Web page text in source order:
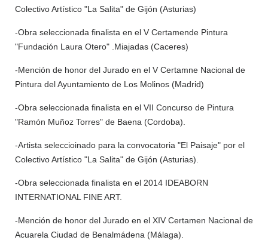
Colectivo Artístico "La Salita" de Gijón (Asturias)
-Obra seleccionada finalista en el V Certamende Pintura
"Fundación Laura Otero" .Miajadas (Caceres)
-Mención de honor del Jurado en el V Certamne Nacional de
Pintura del Ayuntamiento de Los Molinos (Madrid)
-Obra seleccionada finalista en el VII Concurso de Pintura
"Ramón Muñoz Torres" de Baena (Cordoba).
-Artista seleccioinado para la convocatoria "El Paisaje" por el
Colectivo Artístico "La Salita" de Gijón (Asturias).
-Obra seleccionada finalista en el 2014 IDEABORN
INTERNATIONAL FINE ART.
-Mención de honor del Jurado en el XIV Certamen Nacional de
Acuarela Ciudad de Benalmádena (Málaga).